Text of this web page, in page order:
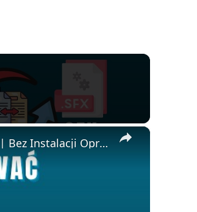
×
📦 Jak Przekonwertować RAR na SFX Online Za Darmo | Bez Instalacji Oprogramowania